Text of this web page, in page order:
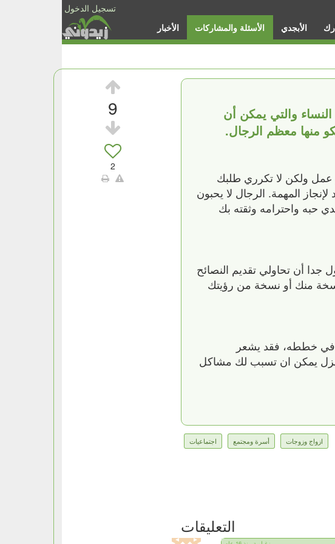
تسجيل الدخول
الأخبار الأسئلة والمشاركات الأبجدي
9
2
والتي يمكن أن
منها معظم الرجال.
عمل ولكن لا تكرري طلبك
المهمة. الرجال لا يحبون
حبه واحترامه وثقته بك
أن تحاولي تقديم النصائح
نسخة منك أو نسخة من رؤيتك
في خططه، فقد يشعر
يمكن ان تسبب لك مشاكل
ازواج وزوجات أسرة ومجتمع اجتماعيات
التعليقات